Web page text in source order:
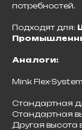
потребностей.
Подходят для:
Аналоги:
Mink Flex-
Стандартная
Стандартная
Другая высота